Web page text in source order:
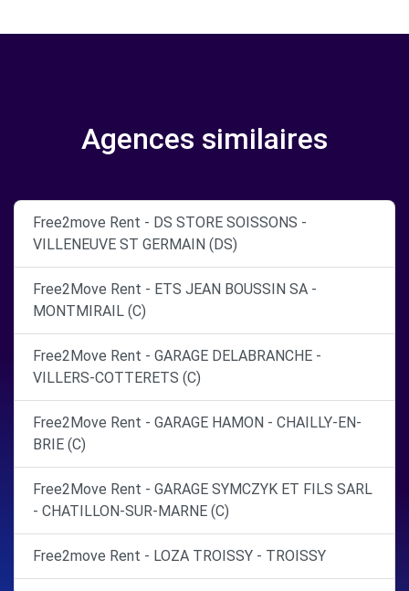
Agences similaires
Free2move Rent - DS STORE SOISSONS -
VILLENEUVE ST GERMAIN (DS)
Free2Move Rent - ETS JEAN BOUSSIN SA -
MONTMIRAIL (C)
Free2Move Rent - GARAGE DELABRANCHE -
VILLERS-COTTERETS (C)
Free2Move Rent - GARAGE HAMON - CHAILLY-EN-
BRIE (C)
Free2Move Rent - GARAGE SYMCZYK ET FILS SARL
- CHATILLON-SUR-MARNE (C)
Free2move Rent - LOZA TROISSY - TROISSY